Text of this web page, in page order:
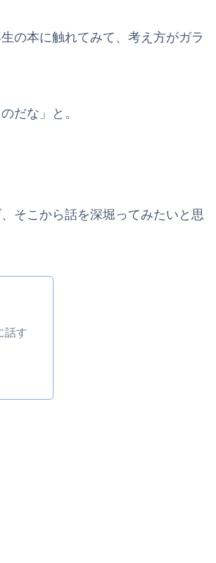
の本に触れてみて、考え方がガラ
だな」と。
そこから話を深堀ってみたいと思
話す